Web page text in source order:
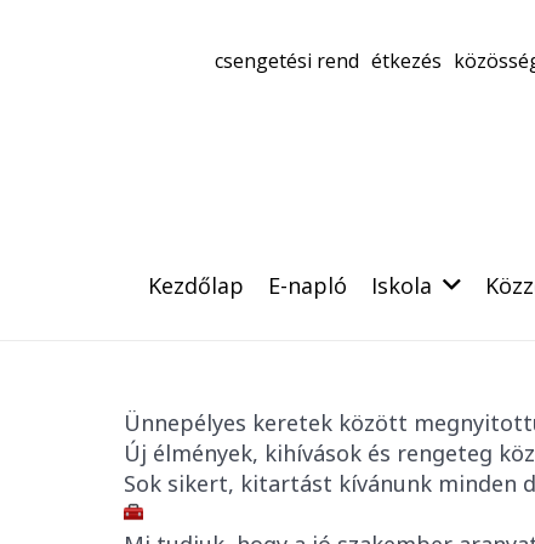
csengetési rend étkezés
Kezdőlap E-napló Iskola
Ünnepélyes keretek között
Új élmények, kihívások és rengeteg
Sok sikert, kitartást kívánunk minden